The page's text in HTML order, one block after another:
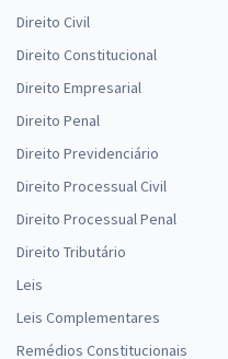
Direito Civil
Direito Constitucional
Direito Empresarial
Direito Penal
Direito Previdenciário
Direito Processual Civil
Direito Processual Penal
Direito Tributário
Leis
Leis Complementares
Remédios Constitucionais